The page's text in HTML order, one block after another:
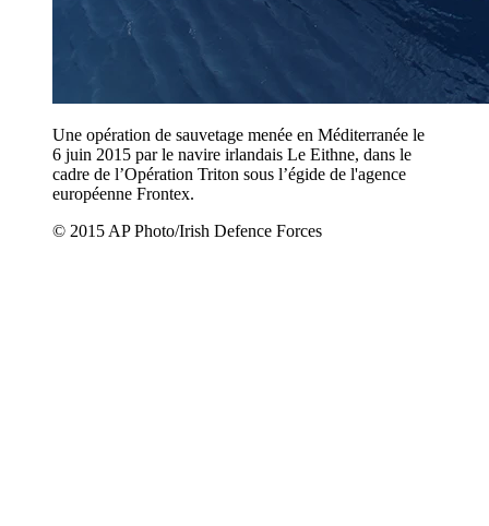
Une opération de sauvetage menée en Méditerranée le
6 juin 2015 par le navire irlandais Le Eithne, dans le
cadre de l’Opération Triton sous l’égide de l'agence
européenne Frontex.
© 2015 AP Photo/Irish Defence Forces